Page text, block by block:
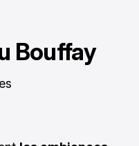
Bouffay